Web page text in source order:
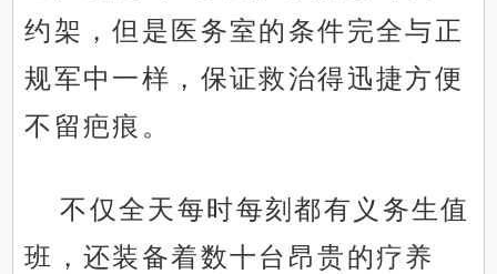
约架，但是医务室的条件完全与正
规军中一样，保证救治得迅捷方便
不留疤痕。
不仅全天每时每刻都有义务生值
班，还装备着数十台昂贵的疗养